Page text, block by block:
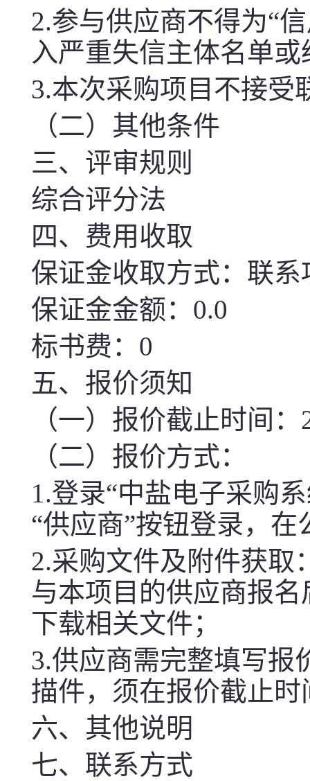
2.参与供应商不得为“
入严重失信主体名单
3.本次采购项目不接受
（二）其他条件
三、评审规则
综合评分法
四、费用收取
保证金收取方式：联系
保证金金额：0.0
标书费：0
五、报价须知
（一）报价截止时间：
（二）报价方式：
1.登录“中盐电子采购
“供应商”按钮登录，
2.采购文件及附件获取
与本项目的供应商报
下载相关文件；
3.供应商需完整填写报
描件，须在报价截止
六、其他说明
七、联系方式